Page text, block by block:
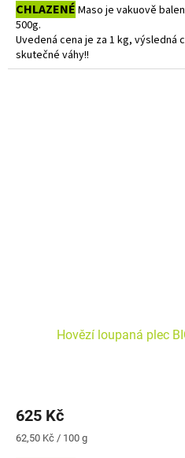
CHLAZENÉ Maso je vakuově
500g.
Uvedená cena je za 1 kg, výsledná
skutečné váhy!!
Do košíku vkládejte počet balení.
Hovězí loupaná plec
625 Kč
Měrná
62,50 Kč / 100 g